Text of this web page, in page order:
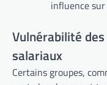
influence sur
Vulnérabilité
salariaux
Certains groupes,